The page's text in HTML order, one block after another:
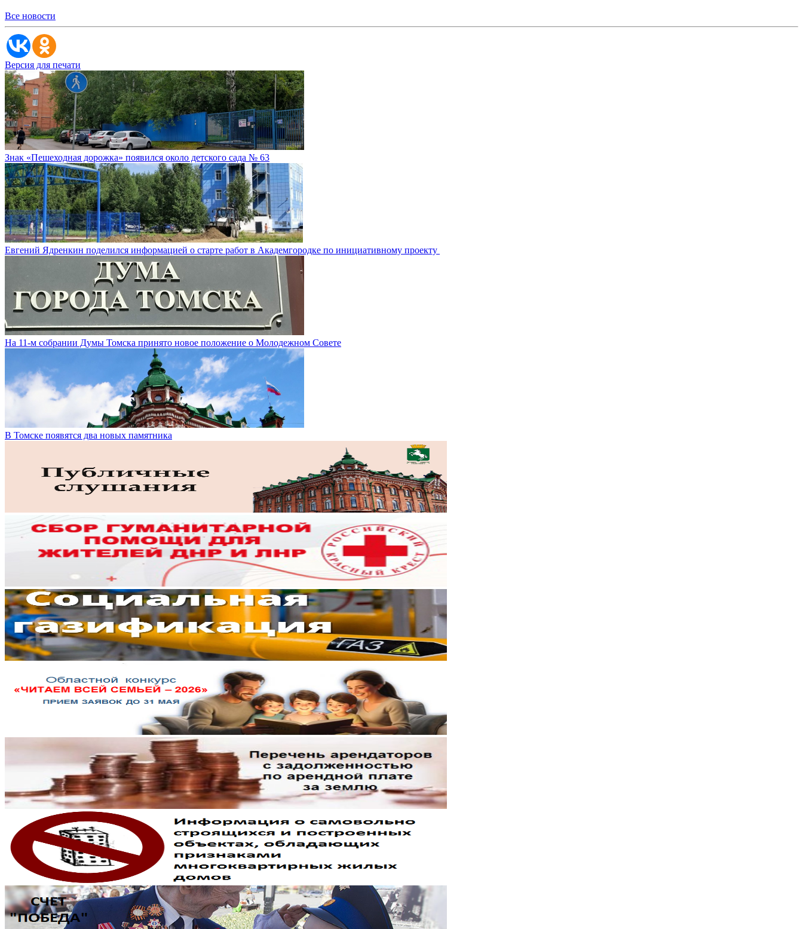
Все новости
Версия для печати
Знак «Пешеходная дорожка» появился около детского сада № 63
Евгений Ядренкин поделился информацией о старте работ в Академгородке по инициативному проекту
На 11-м собрании Думы Томска принято новое положение о Молодежном Совете
В Томске появятся два новых памятника